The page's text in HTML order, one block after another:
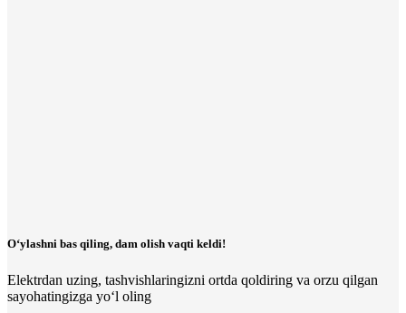
O‘ylashni bas qiling, dam olish vaqti keldi!
Elektrdan uzing, tashvishlaringizni ortda qoldiring va orzu qilgan
sayohatingizga yo‘l oling